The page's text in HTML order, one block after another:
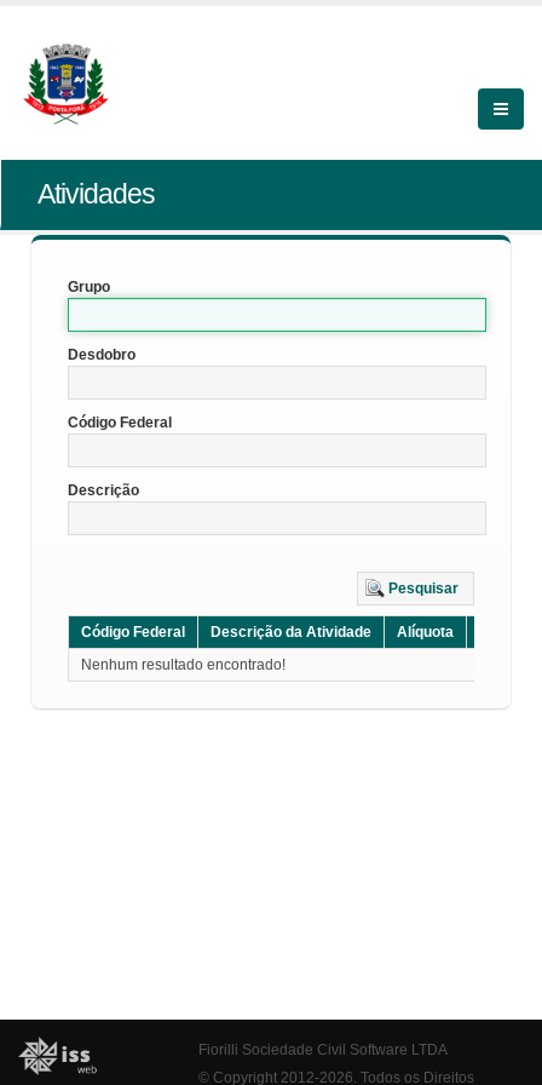
Atividades
Grupo
Desdobro
Código Federal
Descrição
Pesquisar
Código Federal Descrição da Atividade Alíquota
Nenhum resultado encontrado!
Fiorilli Sociedade Civil Software LTDA
© Copyright 2012-2026. Todos os Direitos